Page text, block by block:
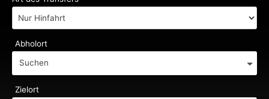
Abholort
Suchen
Zielort